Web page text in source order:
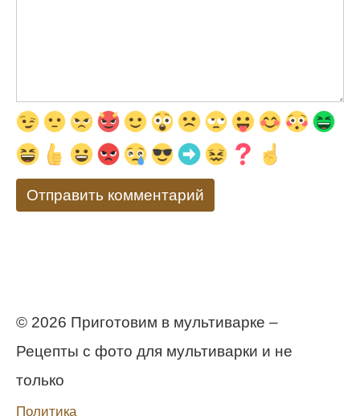
© 2026 Приготовим в мультиварке –
Рецепты с фото для мультиварки и не
только
Политика